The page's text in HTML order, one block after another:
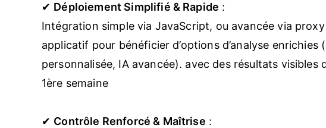
✔ Déploiement Simplifié & Rapide :
Intégration simple via JavaScript, ou avancée via proxy
applicatif pour bénéficier d’options d’analyse enrichies
personnalisée, IA avancée). avec des résultats visibles
1ère semaine
✔ Contrôle Renforcé & Maîtrise :